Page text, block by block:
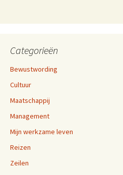
Categorieën
Bewustwording
Cultuur
Maatschappij
Management
Mijn werkzame leven
Reizen
Zeilen